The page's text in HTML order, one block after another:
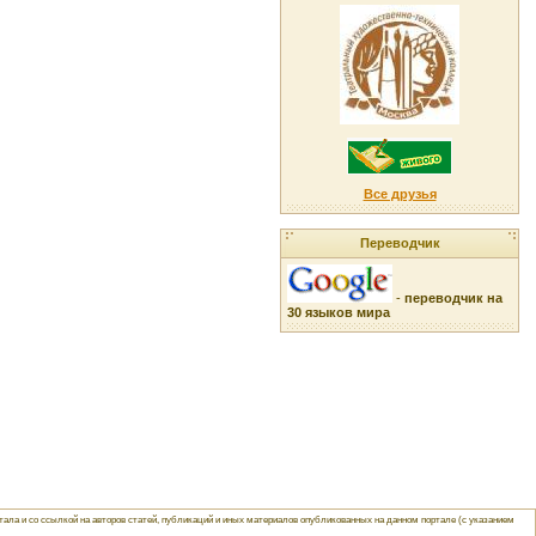
Все друзья
Переводчик
- переводчик на
30 языков мира
и со ссылкой на авторов статей, публикаций и иных материалов опубликованных на данном портале (с указанием